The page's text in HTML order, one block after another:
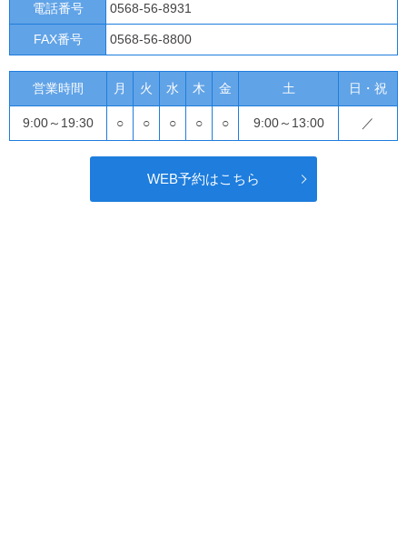
電話番号 0568-56-8931
FAX番号 0568-56-8800
営業時間 月 火 水 木 金 土 日・祝
9:00～19:30 ○ ○ ○ ○ ○ 9:00～13:00 ／
WEB予約はこちら